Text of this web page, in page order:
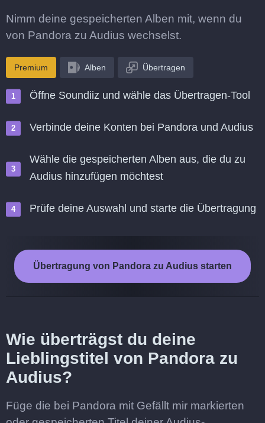
Nimm deine gespeicherten Alben mit, wenn du
von Pandora zu Audius wechselst.
Premium Alben Übertragen
Öffne Soundiiz und wähle das Übertragen-Tool
Verbinde deine Konten bei Pandora und Audius
Wähle die gespeicherten Alben aus, die du zu
Audius hinzufügen möchtest
Prüfe deine Auswahl und starte die Übertragung
Übertragung von Pandora zu Audius starten
Wie überträgst du deine
Lieblingstitel von Pandora zu
Audius?
Füge die bei Pandora mit Gefällt mir markierten